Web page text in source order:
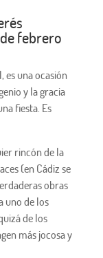
febrero
es una ocasión
y la gracia
fiesta. Es
rincón de la
(en Cádiz se
obras
uno de los
de los
más jocosa y